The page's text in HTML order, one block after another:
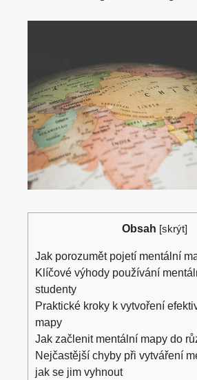
Obsah [skrýt]
Jak porozumět pojetí mentální
Klíčové výhody používání
studenty
Praktické kroky k vytvoření
mapy
Jak začlenit mentální mapy do
Nejčastější chyby při vytváření
jak se jim vyhnout